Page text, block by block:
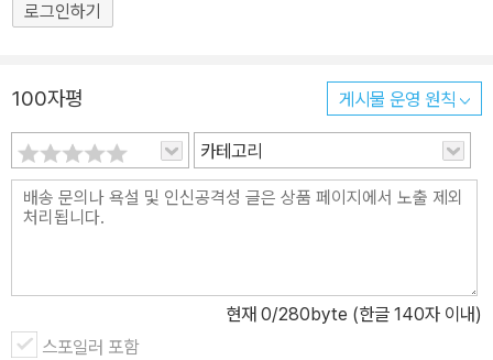
로그인하기
100자평 게시물 운영 원칙
카테고리
현재 0/280byte (한글 140자 이내)
스포일러 포함